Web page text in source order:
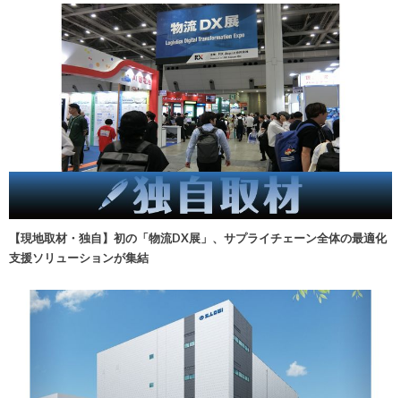
【現地取材・独自】初の「物流DX展」、サプライチェーン全体の最適化
支援ソリューションが集結